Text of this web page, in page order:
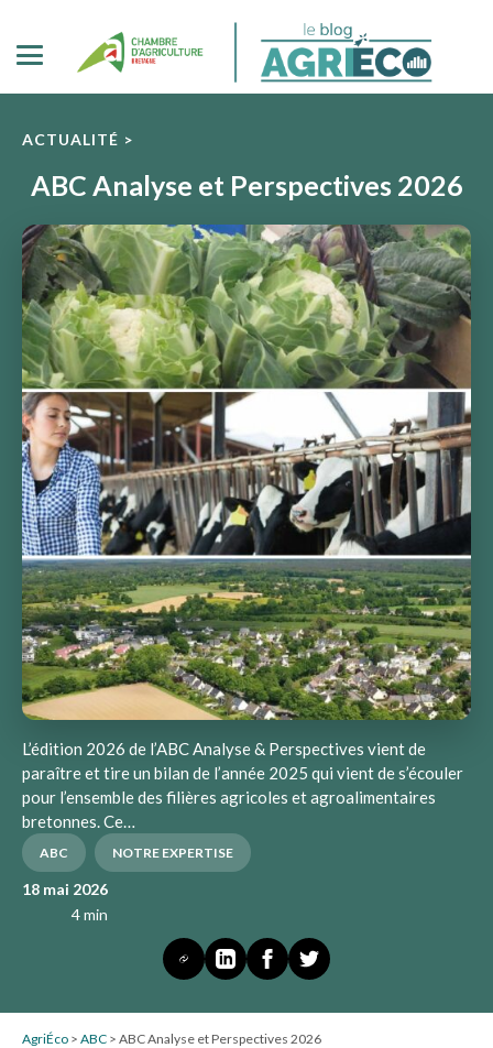
ACTUALITÉ >
ABC Analyse et Perspectives 2026
L’édition 2026 de l’ABC Analyse & Perspectives vient de
paraître et tire un bilan de l’année 2025 qui vient de s’écouler
pour l’ensemble des filières agricoles et agroalimentaires
bretonnes. Ce…
ABC NOTRE EXPERTISE
18 mai 2026
4 min
AgriÉco > ABC > ABC Analyse et Perspectives 2026